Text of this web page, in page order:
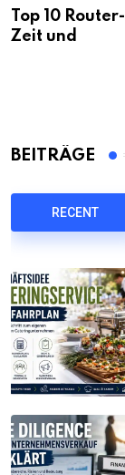
Top 10
Zeit und
BEITRÄGE
RECENT